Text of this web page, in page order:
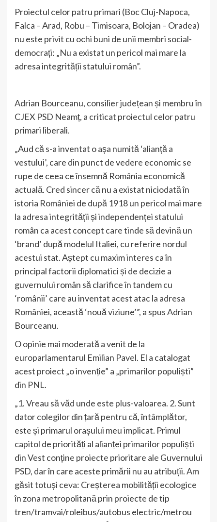
Proiectul celor patru primari (Boc Cluj-Napoca,
Falca – Arad, Robu – Timisoara, Bolojan – Oradea)
nu este privit cu ochi buni de unii membri social-
democrați: „Nu a existat un pericol mai mare la
adresa integrității statului român”.
Adrian Bourceanu, consilier județean și membru în
CJEX PSD Neamț, a criticat proiectul celor patru
primari liberali.
„Aud că s-a inventat o așa numită ‘alianță a
vestului’, care din punct de vedere economic se
rupe de ceea ce însemnă România economică
actuală. Cred sincer că nu a existat niciodată în
istoria României de după 1918 un pericol mai mare
la adresa integrității și independenței statului
român ca acest concept care tinde să devină un
‘brand’ după modelul Italiei, cu referire nordul
acestui stat. Aștept cu maxim interes ca în
principal factorii diplomatici și de decizie a
guvernului român să clarifice în tandem cu
‘românii’ care au inventat acest atac la adresa
României, această ‘nouă viziune’”, a spus Adrian
Bourceanu.
O opinie mai moderată a venit de la
europarlamentarul Emilian Pavel. El a catalogat
acest proiect „o invenție” a „primarilor populiști”
din PNL.
„1. Vreau să văd unde este plus-valoarea. 2. Sunt
dator colegilor din țară pentru că, întâmplător,
este și primarul orașului meu implicat. Primul
capitol de priorități al alianței primarilor populiști
din Vest conține proiecte prioritare ale Guvernului
PSD, dar în care aceste primării nu au atribuții. Am
găsit totuși ceva: Creșterea mobilității ecologice
în zona metropolitană prin proiecte de tip
tren/tramvai/roleibus/autobus electric/metrou